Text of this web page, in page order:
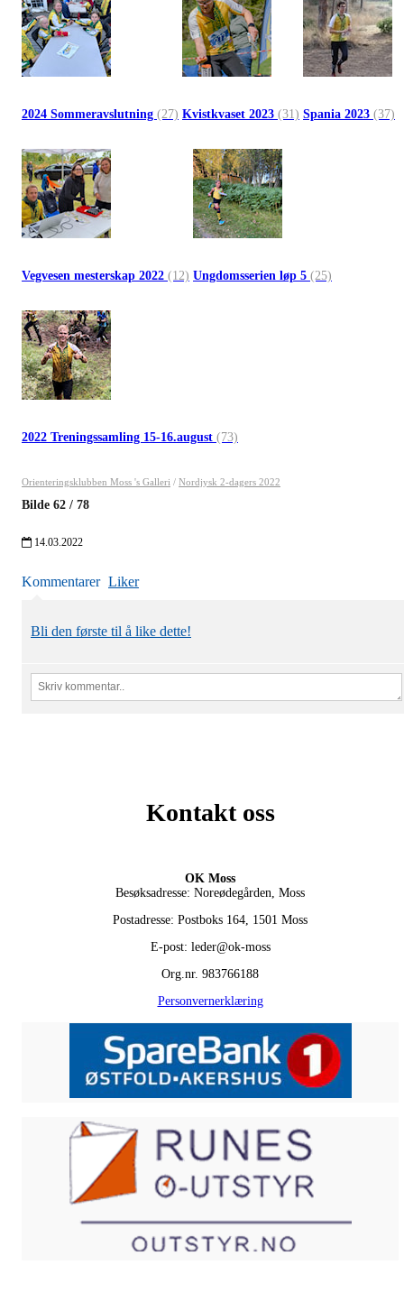
2024 Sommeravslutning (27) Kvistkvaset 2023 (31) Spania 2023 (37)
Vegvesen mesterskap 2022 (12) Ungdomsserien løp 5 (25)
2022 Treningssamling 15-16.august (73)
Orienteringsklubben Moss 's Galleri / Nordjysk 2-dagers 2022
Bilde 62 / 78
14.03.2022
Kommentarer Liker
Bli den første til å like dette!
Kontakt oss
OK Moss
Besøksadresse: Noreødegården, Moss
Postadresse: Postboks 164, 1501 Moss
E-post: leder@ok-moss
Org.nr. 983766188
Personvernerklæring